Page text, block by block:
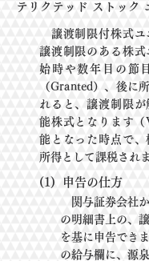
テリクテッド ストック
譲渡制限付株式ユ
譲渡制限のある株式
始時や数年目の節
（Granted）、後に
れると、譲渡制限が
能株式となり ま す（
能となった時点で
所得として課税されま
(1) 申告の仕方
関与証券会社
の明細書上の、
を基に申告でき
の給与欄に、源